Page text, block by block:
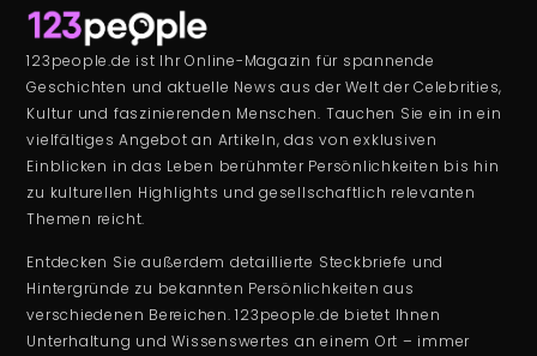
123people.de ist Ihr Online-Magazin für spannende
Geschichten und aktuelle News aus der Welt der Celebrities,
Kultur und faszinierenden Menschen. Tauchen Sie ein in ein
vielfältiges Angebot an Artikeln, das von exklusiven
Einblicken in das Leben berühmter Persönlichkeiten bis hin
zu kulturellen Highlights und gesellschaftlich relevanten
Themen reicht.
Entdecken Sie außerdem detaillierte Steckbriefe und
Hintergründe zu bekannten Persönlichkeiten aus
verschiedenen Bereichen. 123people.de bietet Ihnen
Unterhaltung und Wissenswertes an einem Ort – immer